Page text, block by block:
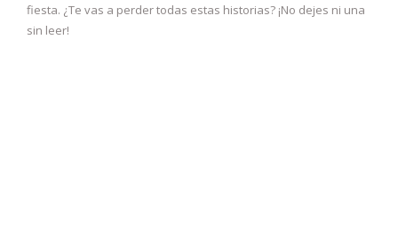
fiesta. ¿Te vas a perder todas estas historias? ¡No dejes ni una
sin leer!